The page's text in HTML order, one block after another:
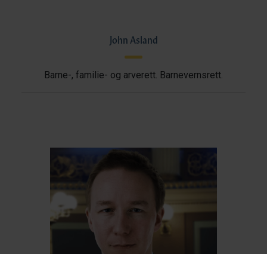
John Asland
Barne-, familie- og arverett. Barnevernsrett.